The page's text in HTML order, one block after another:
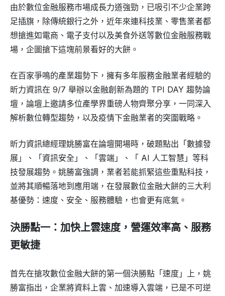
由於數位金融服務市場成長力道強勁，已吸引不少企業跨
足插旗，除傳統銀行之外，近年來連科技業、零售業者都
想搶進如電商、電子支付以及美食外送等數位金融服務戰
場，企圖搶下這塊前景看好的大餅。
在百家爭鳴的產業趨勢下，擁有多年服務金融業者經驗的
昕力資訊在 9/7 舉辦以金融創新為題的 TPI DAY 趨勢論
壇，論壇上邀請多位產學界重磅人物齊聚分享，一同深入
解析數位轉型趨勢，以及疫情下金融業者的突圍戰略。
昕力資訊總經理姚勝富在論壇開場時，破題點出「數據發
展」、「資訊安全」、「雲端」、「 AI 人工智慧」等科
技發展趨勢。姚勝富強調，業者若能抓緊這些重點科技，
並將其順暢落地到應用端，在發展數位金融大餅的三大利
基優勢：速度、安全、服務體驗，也會更有底氣。
決勝點一：加快上雲速度，營運效率高、服務
更敏捷
首先在搶攻數位金融大餅的第一個決勝點「速度」上，姚
勝富指出，企業將資料上雲、加速導入雲端，已是不可逆